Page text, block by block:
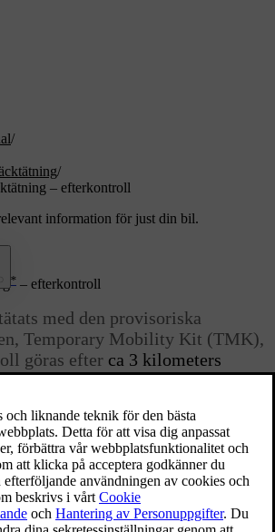
/
/
– efterkontroll
information för just din bil.
* – efterkontroll
med den provisoriska
Temporary Mobility Kit (TMK),
göras efter ca 3 kilometers
Kompressorn ska vara avstängd.
ventilhatt.